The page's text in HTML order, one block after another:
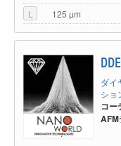
L
125 µm
ダイ
ショ
コー
AFM